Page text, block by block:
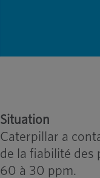
Situation
Caterpillar a
de la fiabilité des
60 à 30 ppm.